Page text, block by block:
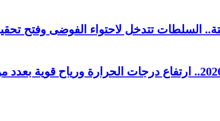
السلطات تتدخل لاحتواء الفوضى وفتح